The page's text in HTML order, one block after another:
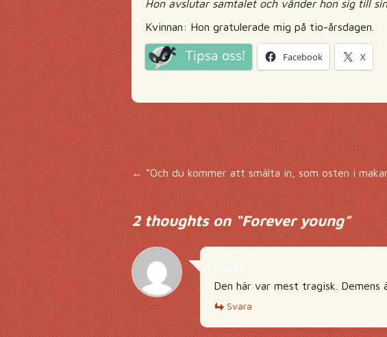
Hon avslutar samtalet och vänder hon sig till
Kvinnan: Hon gratulerade mig på tio-årsdagen.
Tipsa oss! Facebook X
Inläggsnavigering
←”Och du kommer att smälta in, som osten i
2 thoughts on “Forever young”
Den här var mest tragisk. Demens
Svara